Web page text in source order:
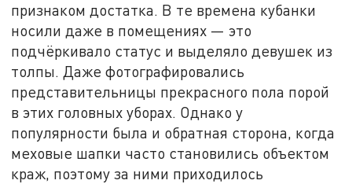
признаком достатка. В те времена кубанки
носили даже в помещениях — это
подчёркивало статус и выделяло девушек из
толпы. Даже фотографировались
представительницы прекрасного пола порой
в этих головных уборах. Однако у
популярности была и обратная сторона, когда
меховые шапки часто становились объектом
краж, поэтому за ними приходилось